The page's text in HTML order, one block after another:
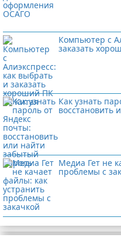
Компьютер с
заказать
Как узнать
восстановить
Медиа Гет не
проблемы с